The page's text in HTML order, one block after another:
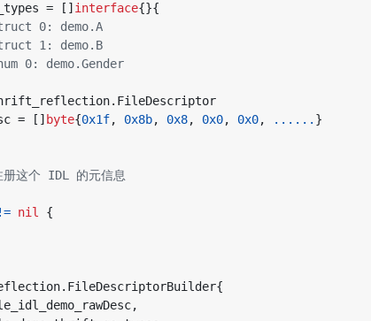
= [] interface{}{
0: demo.A
1: demo.B
0: demo.Gender
. FileDescriptor
= [] byte{0x1f, 0x8b, 0x8, 0x0, 0x0, ...... }
这个 IDL 的元信息
!= nil
{
. FileDescriptorBuilder{
,